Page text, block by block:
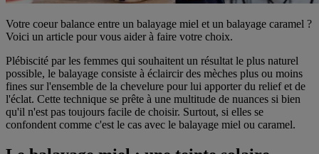
Votre coeur balance entre un balayage miel et un balayage caramel ?
Voici un article pour vous aider à faire votre choix.
Plébiscité par les femmes qui souhaitent un résultat le plus naturel
possible, le balayage consiste à éclaircir des mèches plus ou moins
fines sur l'ensemble de la chevelure pour lui apporter du relief et de
l'éclat. Cette technique se prête à une multitude de nuances si bien
qu'il n'est pas toujours facile de choisir. Surtout, si elles se
confondent comme c'est le cas avec le balayage miel ou caramel.